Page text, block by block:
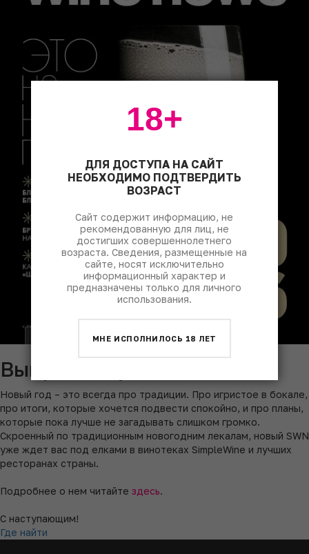
Выпуск Simple Wine News
Новый год – это всегда про традиции. Про игристое в бокале,
про итоги, которые хочется подвести спокойно, и про планы,
которые пока лучше не загадывать слишком громко.
Скроенный по традиционным новогодним лекалам, новый SWN
уже ждет вас под елками в винотеках SimpleWine и лучших
ресторанах страны.
Подробнее о нем читайте здесь.
С наступающим!
Где найти
ДЛЯ ДОСТУПА НА САЙТ
НЕОБХОДИМО ПОДТВЕРДИТЬ
ВОЗРАСТ
Сайт содержит информацию, не
рекомендованную для лиц, не
достигших совершеннолетнего
возраста. Сведения, размещенные на
сайте, носят исключительно
информационный характер и
предназначены только для личного
использования.
МНЕ ИСПОЛНИЛОСЬ 18 ЛЕТ
18+